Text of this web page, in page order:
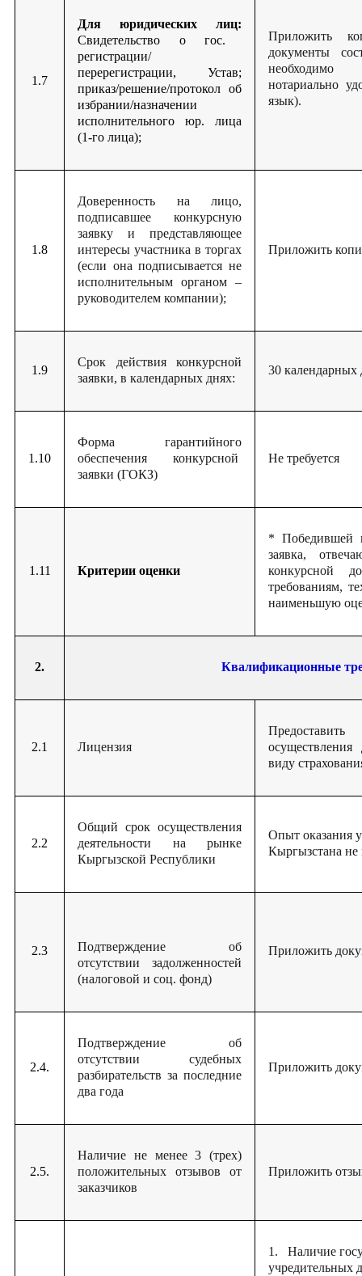
1.7
Для юридических лиц:
Свидетельство о гос.
регистрации/
перерегистрации, Устав;
приказ/решение/протокол об
избрании/назначении
исполнительного юр. лица
(1-го лица);
Приложить
документы
необходимо
нотариально
язык).
1.8
Доверенность на лицо,
подписавшее конкурсную
заявку и представляющее
интересы участника в торгах
(если она подписывается не
исполнительным органом –
руководителем компании);
Приложить
1.9
Срок действия конкурсной
заявки, в календарных днях:
30 календарных
1.10
Форма гарантийного
обеспечения конкурсной
заявки (ГОКЗ)
Не требуется
1.11 Критерии оценки
* Победившей
заявка,
конкурсной
требованиям,
наименьшую
2. Квалификационные
2.1 Лицензия
осуществления
виду
2.2
Общий срок осуществления
деятельности на рынке
Кыргызской Республики
Опыт оказания
Кыргызстана не
2.3
Подтверждение об
отсутствии задолженностей
(налоговой и соц. фонд)
Приложить
2.4.
Подтверждение об
отсутствии судебных
разбирательств за последние
два года
Приложить
2.5.
Наличие не менее 3 (трех)
положительных отзывов от
заказчиков
Приложить
1. Наличие
учредительных